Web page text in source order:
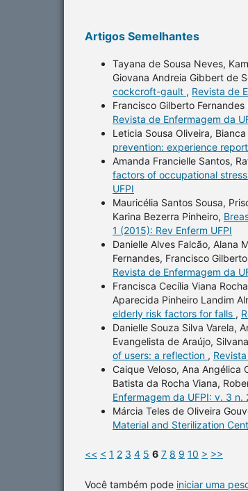
Artigos Semelhantes
Tayana de Sousa Neves,
Giovana Andreia Gibbert de
cockcroft-gault , Revista de
Francisco Gilberto
Revista de Enfermagem da
Leticia Sousa Oliveira,
prevention: experience report
Amanda Francielle Santos,
factors of occupational
UFPI
Mauricélia Santos Sousa,
Karina Bezerra Pinheiro,
1 (2015): Rev Enferm UFPI
Danielle Alves Falcão, Alana
Fernandes, Francisco
Revista de Enfermagem da
Francisca Cecília Viana
Aparecida Pinheiro Landim
elderly risk factors for falls ,
Danielle Souza Silva Varela,
Evangelista de Araújo,
of users: a reflection ,
Caique Veloso, Ana Angélica
Batista da Rocha Viana,
Enfermagem da UFPI: v. 3 n.
Márcia Teles de Oliveira
Material and Sterilization
<< < 1 2 3 4 5 6 7 8 9 10 > >>
Você também pode iniciar uma